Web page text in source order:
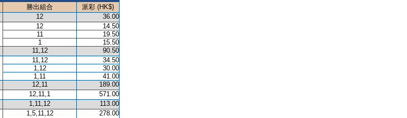
勝出組合
派彩 (HK$)
12
36.00
12
14.50
11
19.50
1
15.50
11,12
90.50
11,12
34.50
1,12
30.00
1,11
41.00
12,11
189.00
12,11,1
571.00
1,11,12
113.00
1,5,11,12
278.00